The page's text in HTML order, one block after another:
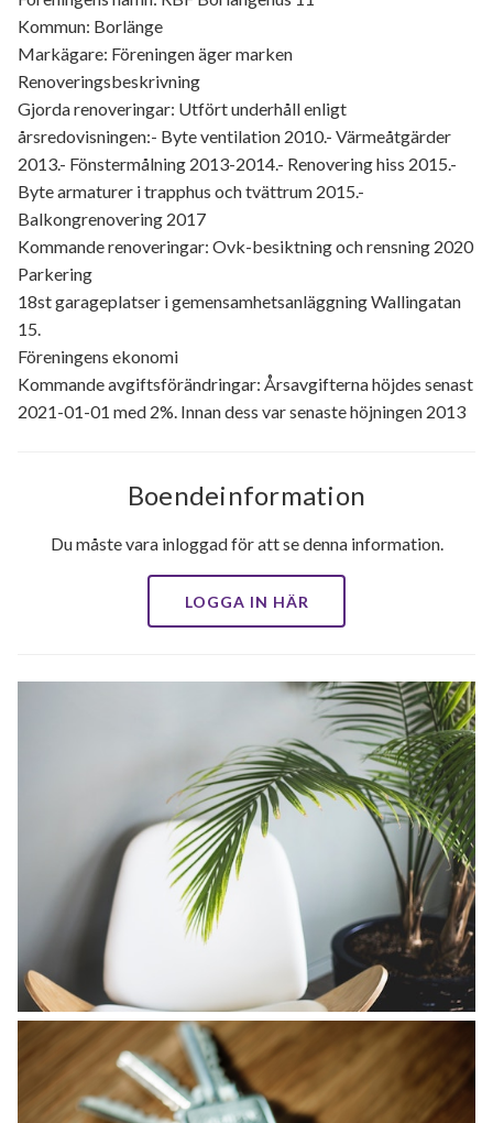
Kommun: Borlänge
Markägare: Föreningen äger marken
Renoveringsbeskrivning
Gjorda renoveringar: Utfört underhåll enligt
årsredovisningen:- Byte ventilation 2010.- Värmeåtgärder
2013.- Fönstermålning 2013-2014.- Renovering hiss 2015.-
Byte armaturer i trapphus och tvättrum 2015.-
Balkongrenovering 2017
Kommande renoveringar: Ovk-besiktning och rensning 2020
Parkering
18st garageplatser i gemensamhetsanläggning Wallingatan
15.
Föreningens ekonomi
Kommande avgiftsförändringar: Årsavgifterna höjdes senast
2021-01-01 med 2%. Innan dess var senaste höjningen 2013
Boendeinformation
Du måste vara inloggad för att se denna information.
LOGGA IN HÄR